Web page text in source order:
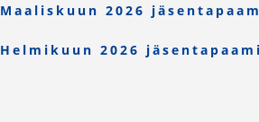
Maaliskuun 2026
Helmikuun 2026